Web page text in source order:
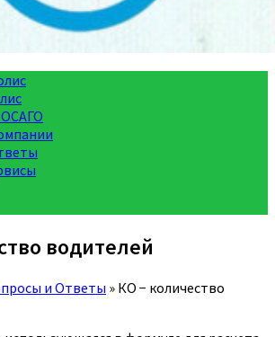
ОСАГО
водителей
и Ответы » КО − количество